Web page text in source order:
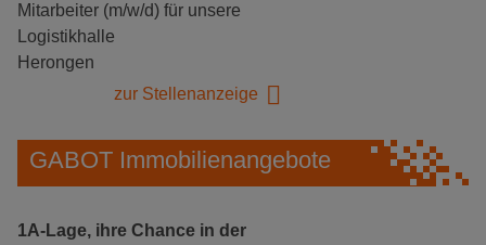
Mitarbeiter (m/w/d) für unsere
Logistikhalle
Herongen
zur Stellenanzeige
GABOT Immobilienangebote
1A-Lage, ihre Chance in der